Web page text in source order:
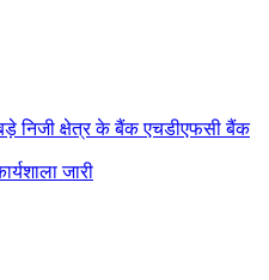
निजी क्षेत्र के बैंक एचडीएफसी बैंक
जारी